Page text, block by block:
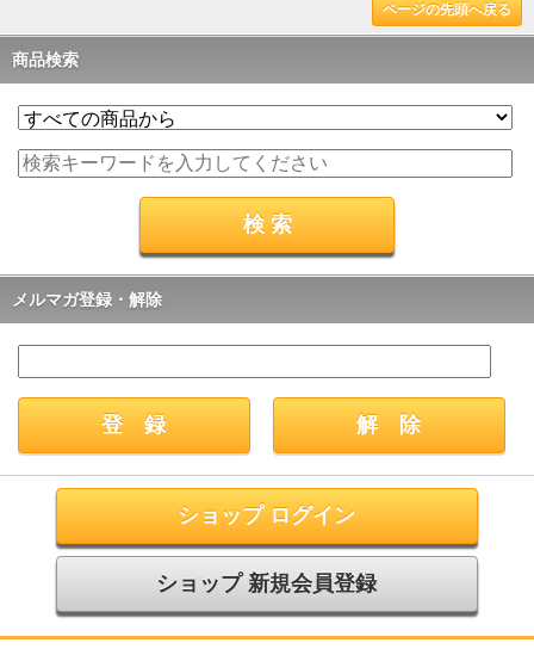
ページの先頭へ戻る
商品検索
メルマガ登録・解除
ショップ ログイン
ショップ 新規会員登録